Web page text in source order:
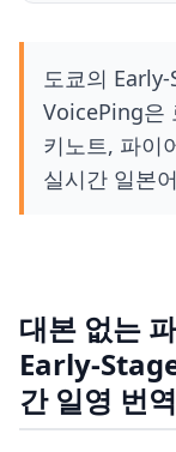
도쿄의
VoicePing은
키노트, 파이
실시간 일본
대본 없는
Early-
간 일영 번역